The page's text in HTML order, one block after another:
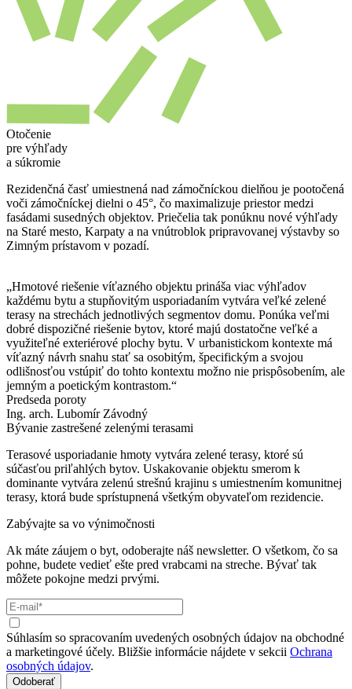
Otočenie
pre výhľady
a súkromie
Rezidenčná časť umiestnená nad zámočníckou dielňou je pootočená
voči zámočníckej dielni o 45°, čo maximalizuje priestor medzi
fasádami susedných objektov. Priečelia tak ponúknu nové výhľady
na Staré mesto, Karpaty a na vnútroblok pripravovanej výstavby so
Zimným prístavom v pozadí.
„Hmotové riešenie víťazného objektu prináša viac výhľadov
každému bytu a stupňovitým usporiadaním vytvára veľké zelené
terasy na strechách jednotlivých segmentov domu. Ponúka veľmi
dobré dispozičné riešenie bytov, ktoré majú dostatočne veľké a
využiteľné exteriérové plochy bytu. V urbanistickom kontexte má
víťazný návrh snahu stať sa osobitým, špecifickým a svojou
odlišnosťou vstúpiť do tohto kontextu možno nie prispôsobením, ale
jemným a poetickým kontrastom.“
Predseda poroty
Ing. arch. Lubomír Závodný
Bývanie zastrešené zelenými terasami
Terasové usporiadanie hmoty vytvára zelené terasy, ktoré sú
súčasťou priľahlých bytov. Uskakovanie objektu smerom k
dominante vytvára zelenú strešnú krajinu s umiestnením komunitnej
terasy, ktorá bude sprístupnená všetkým obyvateľom rezidencie.
Zabývajte sa vo výnimočnosti
Ak máte záujem o byt, odoberajte náš newsletter. O všetkom, čo sa
pohne, budete vedieť ešte pred vrabcami na streche. Bývať tak
môžete pokojne medzi prvými.
Súhlasím so spracovaním uvedených osobných údajov na obchodné
a marketingové účely. Bližšie informácie nájdete v sekcii Ochrana
osobných údajov.
Odoberať